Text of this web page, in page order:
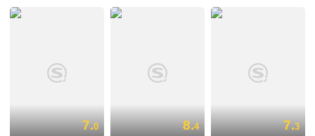
7.0 8.4 7.3